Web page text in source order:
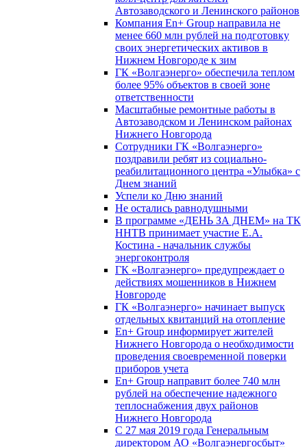
Автозаводского и Ленинского районов
Компания En+ Group направила не
менее 660 млн рублей на подготовку
своих энергетических активов в
Нижнем Новгороде к зим
ГК «Волгаэнерго» обеспечила теплом
более 95% объектов в своей зоне
ответственности
Масштабные ремонтные работы в
Автозаводском и Ленинском районах
Нижнего Новгорода
Сотрудники ГК «Волгаэнерго»
поздравили ребят из социально-
реабилитационного центра «Улыбка» с
Днем знаний
Успели ко Дню знаний
Не остались равнодушными
В программе «ДЕНЬ ЗА ДНЕМ» на ТК
ННТВ принимает участие Е.А.
Костина - начальник службы
энергоконтроля
ГК «Волгаэнерго» предупреждает о
действиях мошенников в Нижнем
Новгороде
ГК «Волгаэнерго» начинает выпуск
отдельных квитанций на отопление
En+ Group информирует жителей
Нижнего Новгорода о необходимости
проведения своевременной поверки
приборов учета
En+ Group направит более 740 млн
рублей на обеспечение надежного
теплоснабжения двух районов
Нижнего Новгорода
С 27 мая 2019 года Генеральным
директором АО «Волгаэнергосбыт»